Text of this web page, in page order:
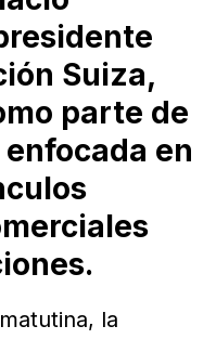
Suiza,
parte de
en
la